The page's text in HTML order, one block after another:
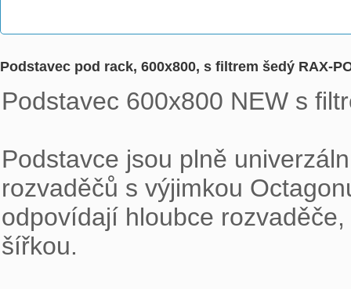
Podstavec pod rack, 600x800, s filtrem šedý RAX-
Podstavec 600x800 NEW s
Podstavce jsou plně
rozvaděčů s výjimkou
odpovídají hloubce
šířkou.